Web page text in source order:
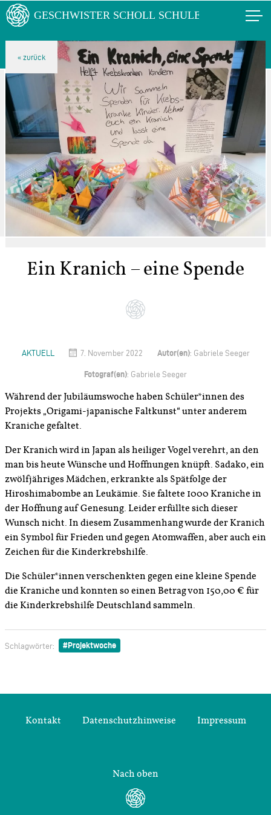
Ein Kranich – eine Spende
AKTUELL 7. November 2022 Autor(en): Gabriele Seeger
Fotograf(en): Gabriele Seeger
Während der Jubiläumswoche haben Schüler*innen des
Projekts „Origami-japanische Faltkunst“ unter anderem
Kraniche gefaltet.
Der Kranich wird in Japan als heiliger Vogel verehrt, an den
man bis heute Wünsche und Hoffnungen knüpft. Sadako, ein
zwölfjähriges Mädchen, erkrankte als Spätfolge der
Hiroshimabombe an Leukämie. Sie faltete 1000 Kraniche in
der Hoffnung auf Genesung. Leider erfüllte sich dieser
Wunsch nicht. In diesem Zusammenhang wurde der Kranich
ein Symbol für Frieden und gegen Atomwaffen, aber auch ein
Zeichen für die Kinderkrebshilfe.
Die Schüler*innen verschenkten gegen eine kleine Spende
die Kraniche und konnten so einen Betrag von 150,00 € für
die Kinderkrebshilfe Deutschland sammeln.
Schlagwörter: Projektwoche
Kontakt Datenschutzhinweise Impressum
Nach oben